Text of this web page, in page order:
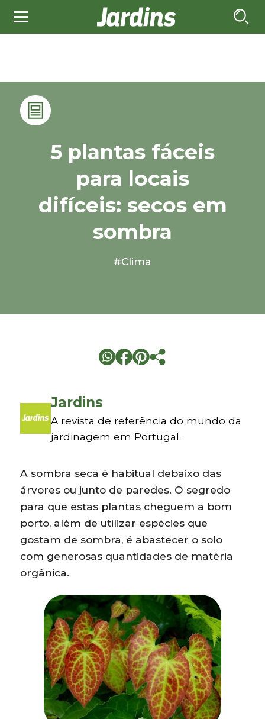
5 plantas fáceis
para locais
difíceis: secos em
sombra
#Clima
Jardins
A revista de referência do mundo da
jardinagem em Portugal.
A sombra seca é habitual debaixo das
árvores ou junto de paredes. O segredo
para que estas plantas cheguem a bom
porto, além de utilizar espécies que
gostam de sombra, é abastecer o solo
com generosas quantidades de matéria
orgânica.